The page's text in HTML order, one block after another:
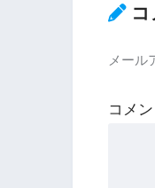
メール
コメン